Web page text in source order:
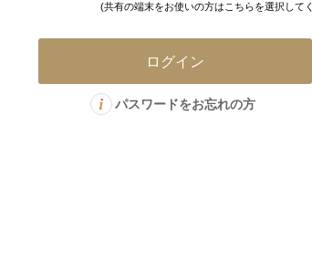
(共有の端末をお使いの方はこちらを選択して
パスワードをお忘れの方